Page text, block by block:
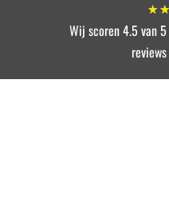
★ ★
Wij scoren 4.5 van